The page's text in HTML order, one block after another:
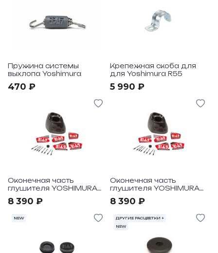
Пружина системы
выхлопа Yoshimura
470 ₽
Крепежная скоба для
для Yoshimura R55
5 990 ₽
Оконечная часть
глушителя YOSHIMURA
8 390 ₽
Оконечная часть
глушителя YOSHIMURA
8 390 ₽
NEW
ДРУГИЕ РАСЦВЕТКИ +
NEW